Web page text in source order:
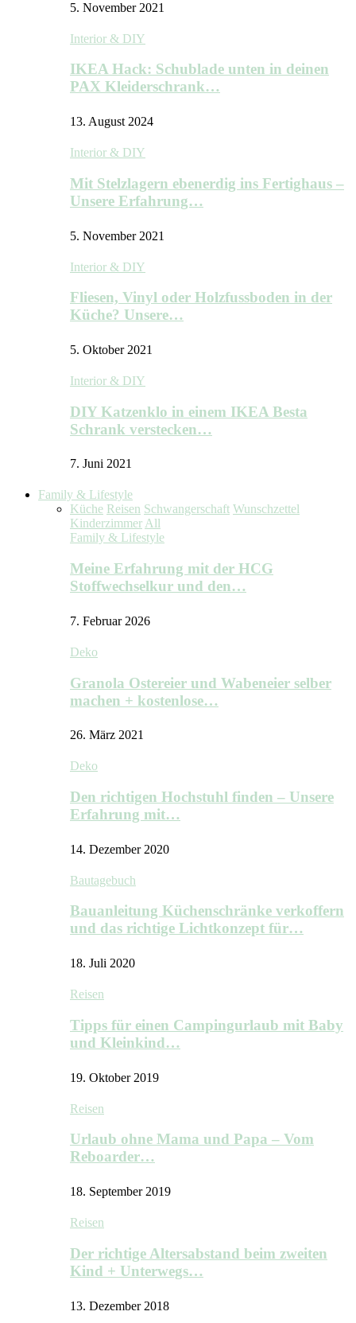
5. November 2021
Interior & DIY
IKEA Hack: Schublade unten in deinen
PAX Kleiderschrank…
13. August 2024
Interior & DIY
Mit Stelzlagern ebenerdig ins Fertighaus –
Unsere Erfahrung…
5. November 2021
Interior & DIY
Fliesen, Vinyl oder Holzfussboden in der
Küche? Unsere…
5. Oktober 2021
Interior & DIY
DIY Katzenklo in einem IKEA Besta
Schrank verstecken…
7. Juni 2021
Family & Lifestyle
Küche Reisen Schwangerschaft Wunschzettel
KinderzimmerAll
Family & Lifestyle
Meine Erfahrung mit der HCG
Stoffwechselkur und den…
7. Februar 2026
Deko
Granola Ostereier und Wabeneier selber
machen + kostenlose…
26. März 2021
Deko
Den richtigen Hochstuhl finden – Unsere
Erfahrung mit…
14. Dezember 2020
Bautagebuch
Bauanleitung Küchenschränke verkoffern
und das richtige Lichtkonzept für…
18. Juli 2020
Reisen
Tipps für einen Campingurlaub mit Baby
und Kleinkind…
19. Oktober 2019
Reisen
Urlaub ohne Mama und Papa – Vom
Reboarder…
18. September 2019
Reisen
Der richtige Altersabstand beim zweiten
Kind + Unterwegs…
13. Dezember 2018